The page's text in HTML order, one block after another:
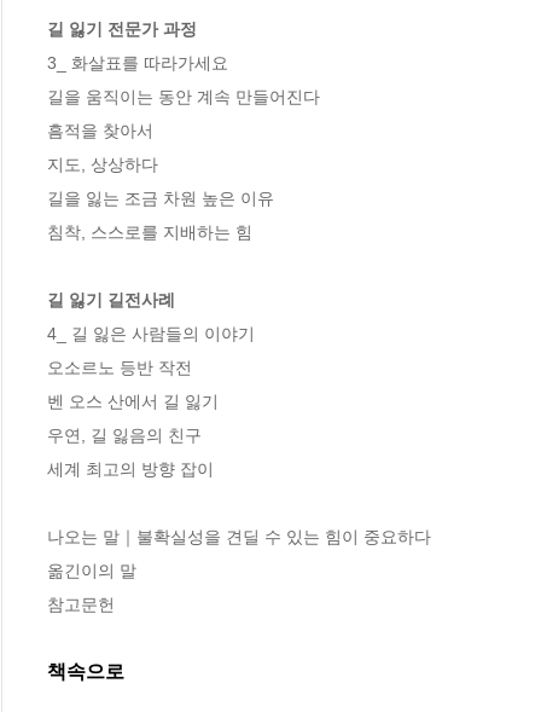
길 잃기 전문가 과정
3_ 화살표를 따라가세요
길을 움직이는 동안 계속 만들어진다
흠적을 찾아서
지도, 상상하다
길을 잃는 조금 차원 높은 이유
침착, 스스로를 지배하는 힘
길 잃기 길전사례
4_ 길 잃은 사람들의 이야기
오소르노 등반 작전
벤 오스 산에서 길 잃기
우연, 길 잃음의 친구
세계 최고의 방향 잡이
나오는 말｜불확실성을 견딜 수 있는 힘이 중요하다
옮긴이의 말
참고문헌
책속으로